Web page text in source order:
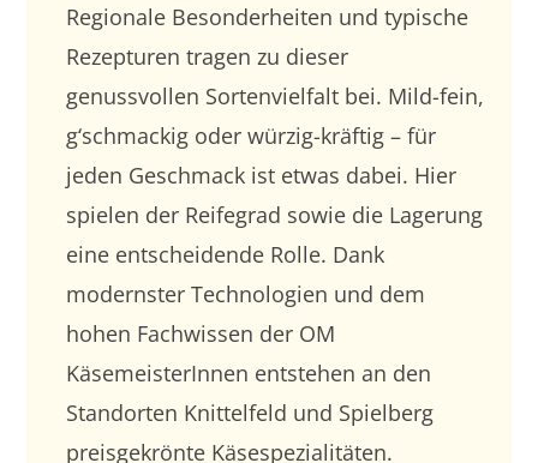
Regionale Besonderheiten und typische
Rezepturen tragen zu dieser
genussvollen Sortenvielfalt bei. Mild-fein,
g‘schmackig oder würzig-kräftig – für
jeden Geschmack ist etwas dabei. Hier
spielen der Reifegrad sowie die Lagerung
eine entscheidende Rolle. Dank
modernster Technologien und dem
hohen Fachwissen der OM
KäsemeisterInnen entstehen an den
Standorten Knittelfeld und Spielberg
preisgekrönte Käsespezialitäten.